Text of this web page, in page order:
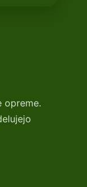
opreme.